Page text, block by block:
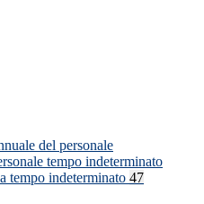
del personale
tempo indeterminato
tempo indeterminato 47